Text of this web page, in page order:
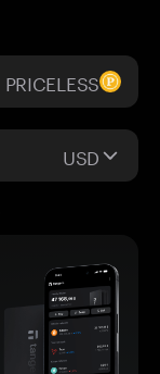
PRICELESS
USD